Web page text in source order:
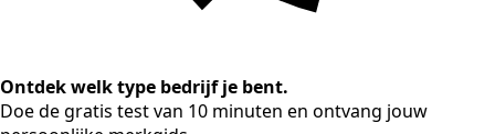
Ontdek welk type bedrijf je bent.
Doe de gratis test van 10 minuten en ontvang jouw